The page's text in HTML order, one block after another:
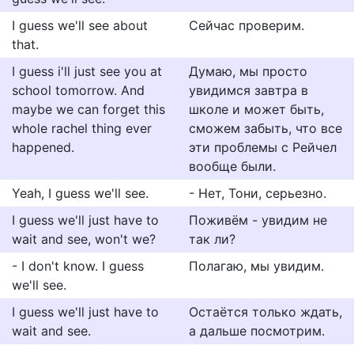
I guess we'll see about
that.
Сейчас проверим.
I guess i'll just see you at
school tomorrow. And
maybe we can forget this
whole rachel thing ever
happened.
Думаю, мы просто
увидимся завтра в
школе и может быть,
сможем забыть, что все
эти проблемы с Рейчел
вообще были.
Yeah, I guess we'll see.
- Нет, Тони, серьезно.
I guess we'll just have to
wait and see, won't we?
Поживём - увидим не
так ли?
- I don't know. I guess
we'll see.
Полагаю, мы увидим.
I guess we'll just have to
wait and see.
Остаётся только ждать,
а дальше посмотрим.